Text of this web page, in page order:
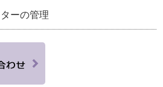
ターの管理